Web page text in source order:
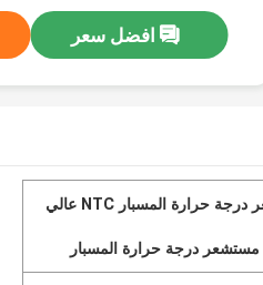
افضل سعر
مستشعر درجة حرارة المسبار NTC عالي